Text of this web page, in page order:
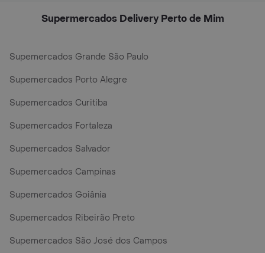
Supermercados Delivery Perto de Mim
Supemercados Grande São Paulo
Supemercados Porto Alegre
Supemercados Curitiba
Supemercados Fortaleza
Supemercados Salvador
Supemercados Campinas
Supemercados Goiânia
Supemercados Ribeirão Preto
Supemercados São José dos Campos